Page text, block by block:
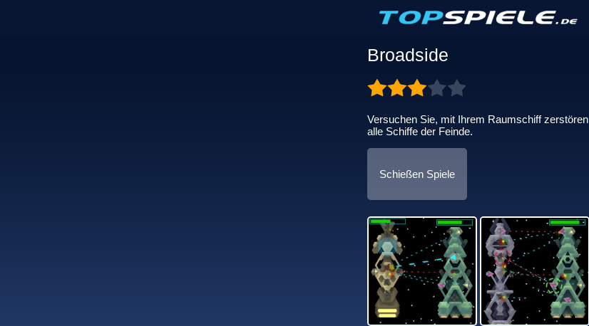
Broadside
Versuchen Sie, mit Ihrem Raumschiff zerstören
alle Schiffe der Feinde.
Schießen Spiele